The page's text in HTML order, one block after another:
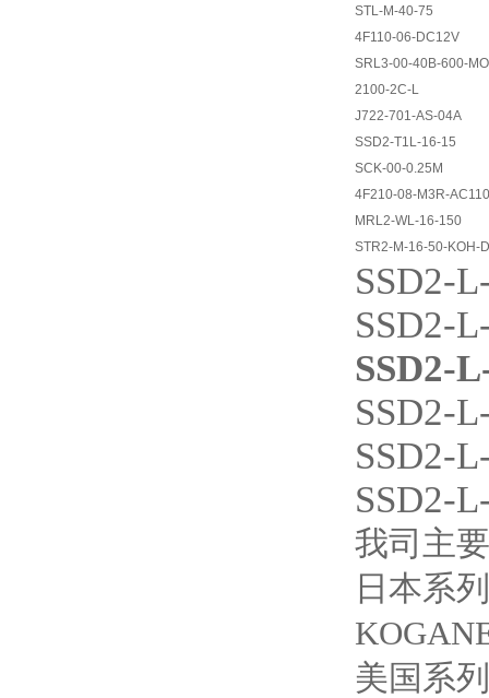
STL-M-40-75
4F110-06-DC12V
SRL3-00-40B-600-
2100-2C-L
J722-701-AS-04A
SSD2-T1L-16-15
SCK-00-0.25M
4F210-08-M3R-
MRL2-WL-16-150
STR2-M-16-50-KOH-
SSD2-
SSD2-
SSD2-
SSD2-
SSD2-
SSD2-
我司主
日本系
美国系